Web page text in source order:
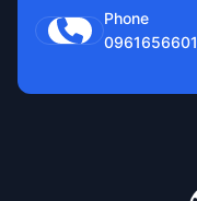
Phone
0961656601